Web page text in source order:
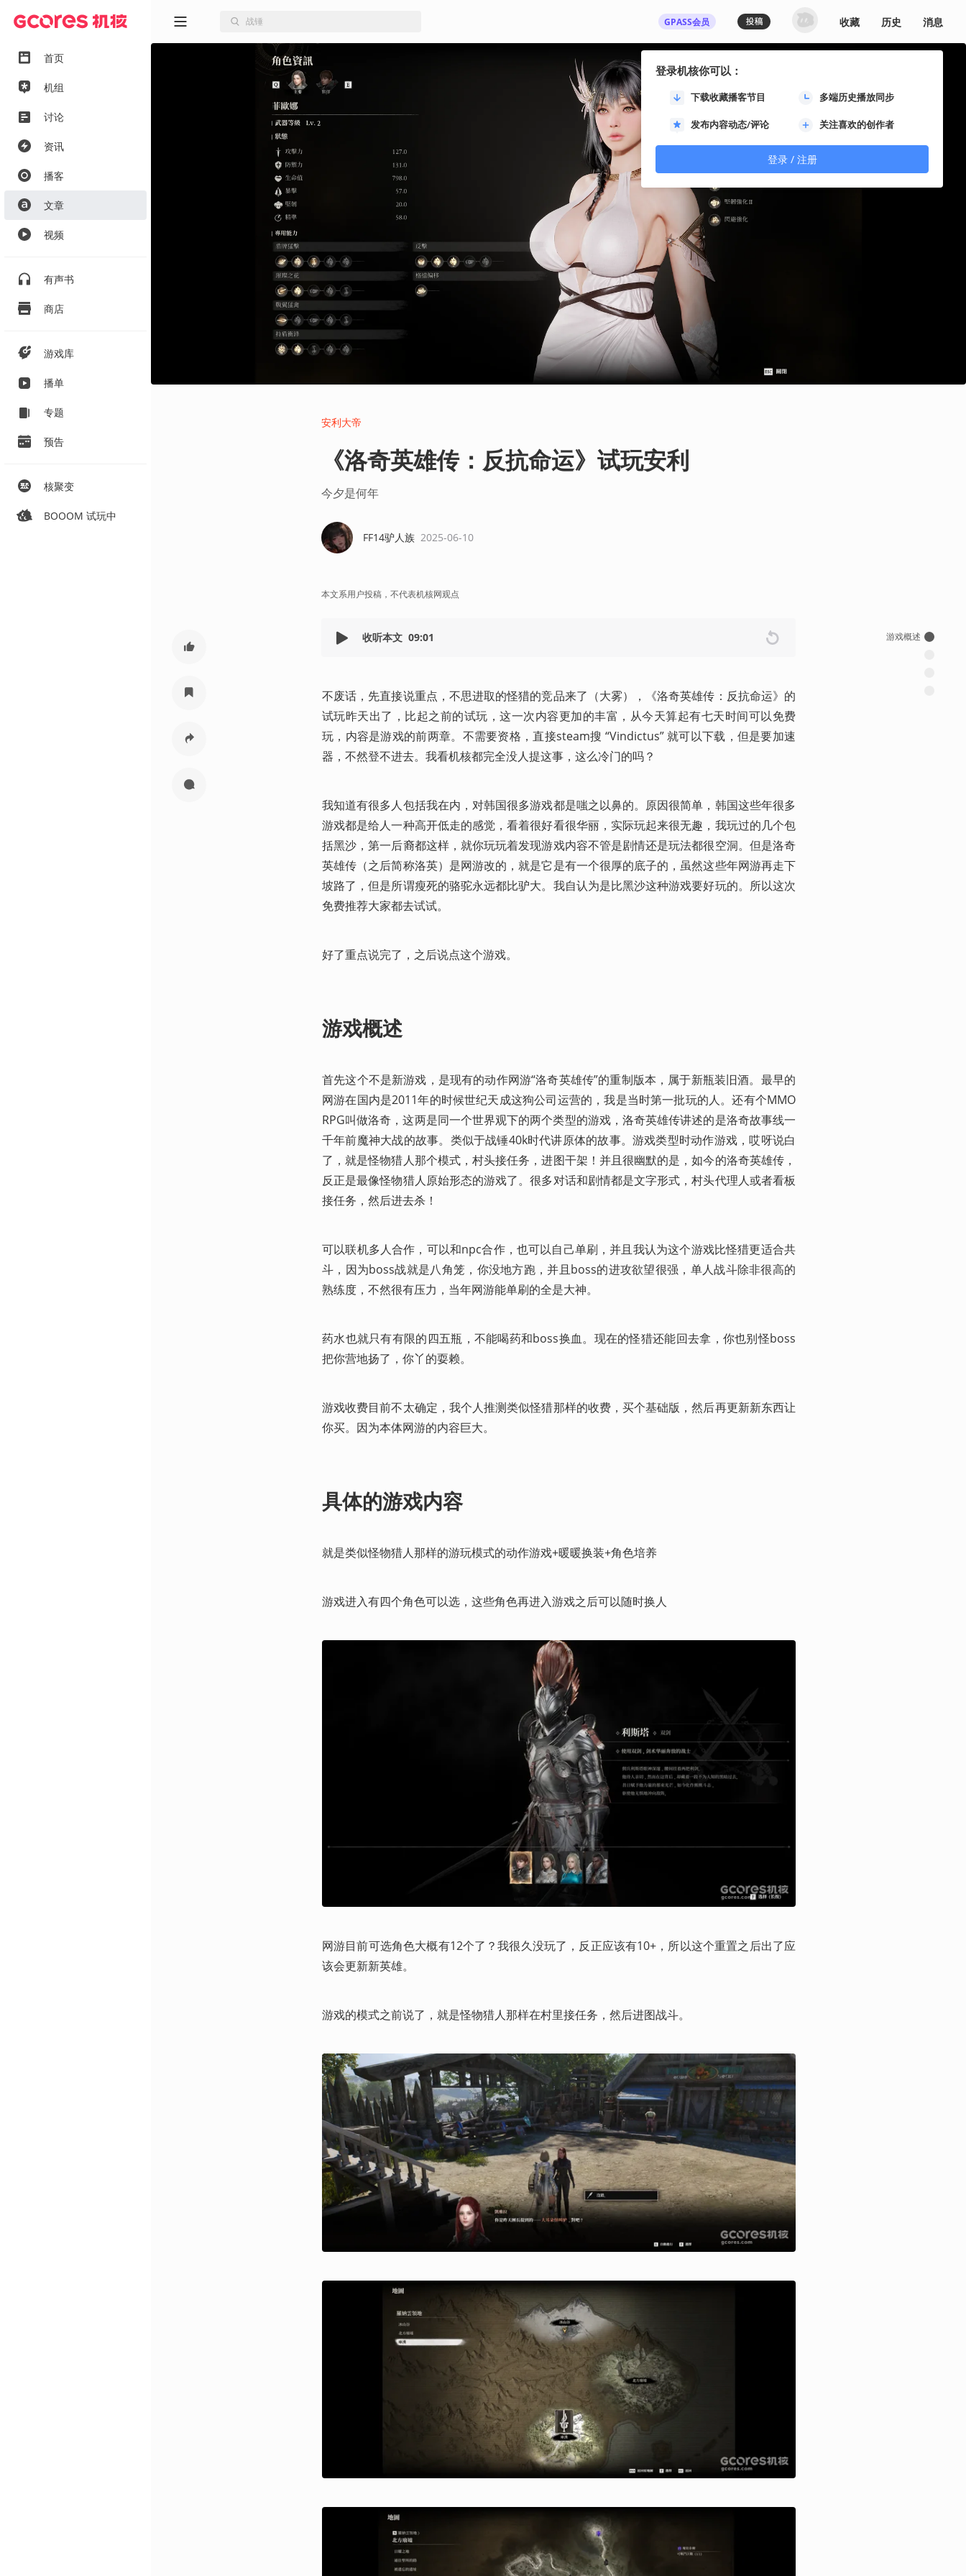
首页
机组
讨论
资讯
播客
文章
视频
有声书
商店
游戏库
播单
专题
预告
核聚变
BOOOM 试玩中
GPASS会员
登录机核你可以：
下载收藏播客节目 多端历史播放同步
发布内容动态/评论 关注喜欢的创作者
登录 / 注册
收藏 历史 消息
安利大帝
《洛奇英雄传：反抗命运》试玩安利
今夕是何年
FF14驴人族 2025-06-10
本文系用户投稿，不代表机核网观点
收听本文 09:01
不废话，先直接说重点，不思进取的怪猎的竞品来了（大雾），《洛奇英雄传：反抗命运》的
试玩昨天出了，比起之前的试玩，这一次内容更加的丰富，从今天算起有七天时间可以免费
玩，内容是游戏的前两章。不需要资格，直接steam搜 “Vindictus” 就可以下载，但是要加速
器，不然登不进去。我看机核都完全没人提这事，这么冷门的吗？
我知道有很多人包括我在内，对韩国很多游戏都是嗤之以鼻的。原因很简单，韩国这些年很多
游戏都是给人一种高开低走的感觉，看着很好看很华丽，实际玩起来很无趣，我玩过的几个包
括黑沙，第一后裔都这样，就你玩玩着发现游戏内容不管是剧情还是玩法都很空洞。但是洛奇
英雄传（之后简称洛英）是网游改的，就是它是有一个很厚的底子的，虽然这些年网游再走下
坡路了，但是所谓瘦死的骆驼永远都比驴大。我自认为是比黑沙这种游戏要好玩的。所以这次
免费推荐大家都去试试。
好了重点说完了，之后说点这个游戏。
游戏概述
首先这个不是新游戏，是现有的动作网游“洛奇英雄传”的重制版本，属于新瓶装旧酒。最早的
网游在国内是2011年的时候世纪天成这狗公司运营的，我是当时第一批玩的人。还有个MMO
RPG叫做洛奇，这两是同一个世界观下的两个类型的游戏，洛奇英雄传讲述的是洛奇故事线一
千年前魔神大战的故事。类似于战锤40k时代讲原体的故事。游戏类型时动作游戏，哎呀说白
了，就是怪物猎人那个模式，村头接任务，进图干架！并且很幽默的是，如今的洛奇英雄传，
反正是最像怪物猎人原始形态的游戏了。很多对话和剧情都是文字形式，村头代理人或者看板
接任务，然后进去杀！
可以联机多人合作，可以和npc合作，也可以自己单刷，并且我认为这个游戏比怪猎更适合共
斗，因为boss战就是八角笼，你没地方跑，并且boss的进攻欲望很强，单人战斗除非很高的
熟练度，不然很有压力，当年网游能单刷的全是大神。
药水也就只有有限的四五瓶，不能喝药和boss换血。现在的怪猎还能回去拿，你也别怪boss
把你营地扬了，你丫的耍赖。
游戏收费目前不太确定，我个人推测类似怪猎那样的收费，买个基础版，然后再更新新东西让
你买。因为本体网游的内容巨大。
具体的游戏内容
就是类似怪物猎人那样的游玩模式的动作游戏+暖暖换装+角色培养
游戏进入有四个角色可以选，这些角色再进入游戏之后可以随时换人
网游目前可选角色大概有12个了？我很久没玩了，反正应该有10+，所以这个重置之后出了应
该会更新新英雄。
游戏的模式之前说了，就是怪物猎人那样在村里接任务，然后进图战斗。
游戏概述